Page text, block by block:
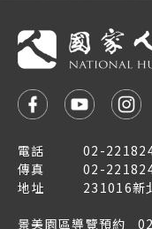
電話
02-
傳真
02-
地址
231016新
景美園區導覽預約